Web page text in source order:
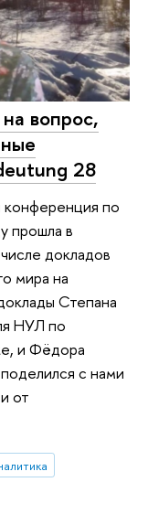
вопрос,
28
конференция по
прошла в
докладов
мира на
Степана
НУЛ по
и Фёдора
с нами
от